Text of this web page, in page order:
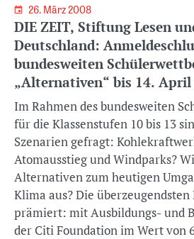
26. März 2008
DIE ZEIT, Stiftung Lesen
Deutschland:
bundesweiten
„Alternativen“ bis 14.
Im Rahmen des bundesweiten
für die Klassenstufen 10 bis 13
Szenarien gefragt:
Atomausstieg und Windparks?
Alternativen zum heutigen
Klima aus? Die
prämiert: mit Ausbildungs- und
der Citi Foundation im Wert von